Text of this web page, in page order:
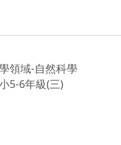
領域-自然科學
5-6年級(三)